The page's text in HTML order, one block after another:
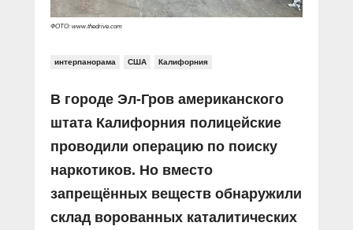
ФОТО: www.thedrive.com
интерпанорама США Калифорния
В городе Эл-Гров американского
штата Калифорния полицейские
проводили операцию по поиску
наркотиков. Но вместо
запрещённых веществ обнаружили
склад ворованных каталитических